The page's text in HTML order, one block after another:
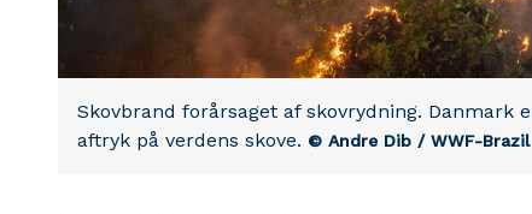
Skovbrand forårsaget af skovrydning.
aftryk på verdens skove. © Andre Dib / WWF-Brazil